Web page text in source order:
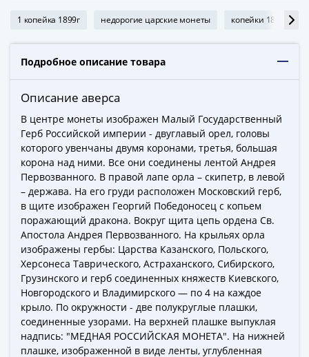
доблести
столицы
Наборы
коллекции
Монеты
СССР
РСФСР
РСФСР
СССР
(1921-
1958)
СССР
ГКЧП
(1961
1 копейка 1899г недорогие царские монеты копейки 1899г
Подробное описание товара
Описание аверса
В центре монеты изображен Малый Государственный
Герб Российской империи - двуглавый орел, головы
которого увенчаны двумя коронами, третья, большая
корона над ними. Все они соединены лентой Андрея
Первозванного. В правой лапе орла – скипетр, в левой
– держава. На его груди расположен Московский герб,
в щите изображен Георгий Победоносец с копьем
поражающий дракона. Вокруг щита цепь ордена Св.
Апостола Андрея Первозванного. На крыльях орла
изображены гербы: Царства Казанского, Польского,
Херсонеса Таврического, Астраханского, Сибирского,
Грузинского и герб соединенных княжеств Киевского,
Новгородского и Владимирского — по 4 на каждое
крыло. По окружности - две полукруглые плашки,
соединенные узорами. На верхней плашке выпуклая
надпись: "МЕДНАЯ РОССИЙСКАЯ МОНЕТА". На нижней
плашке, изображенной в виде ленты, углубленная